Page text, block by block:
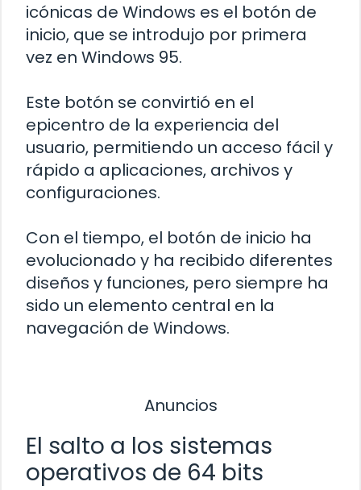
icónicas de Windows es el botón de
inicio, que se introdujo por primera
vez en Windows 95.
Este botón se convirtió en el
epicentro de la experiencia del
usuario, permitiendo un acceso fácil y
rápido a aplicaciones, archivos y
configuraciones.
Con el tiempo, el botón de inicio ha
evolucionado y ha recibido diferentes
diseños y funciones, pero siempre ha
sido un elemento central en la
navegación de Windows.
Anuncios
El salto a los sistemas
operativos de 64 bits